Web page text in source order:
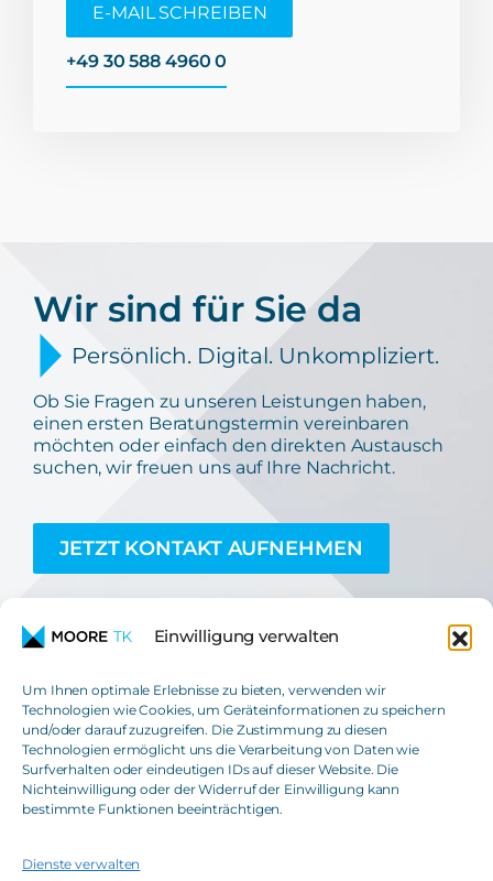
Einwilligung verwalten
Um Ihnen optimale Erlebnisse zu bieten, verwenden wir
Technologien wie Cookies, um Geräteinformationen zu speichern
und/oder darauf zuzugreifen. Die Zustimmung zu diesen
Technologien ermöglicht uns die Verarbeitung von Daten wie
Surfverhalten oder eindeutigen IDs auf dieser Website. Die
Nichteinwilligung oder der Widerruf der Einwilligung kann
bestimmte Funktionen beeinträchtigen.
Dienste verwalten
E-MAIL SCHREIBEN
+49 30 588 4960 0
Wir sind für Sie da
Persönlich. Digital. Unkompliziert.
Ob Sie Fragen zu unseren Leistungen haben,
einen ersten Beratungstermin vereinbaren
möchten oder einfach den direkten Austausch
suchen, wir freuen uns auf Ihre Nachricht.
JETZT KONTAKT AUFNEHMEN
Moore TK GmbH
Steuerberatungsgesellschaft
T+49(0)621 42508-0
Einfo@moore-tk.de